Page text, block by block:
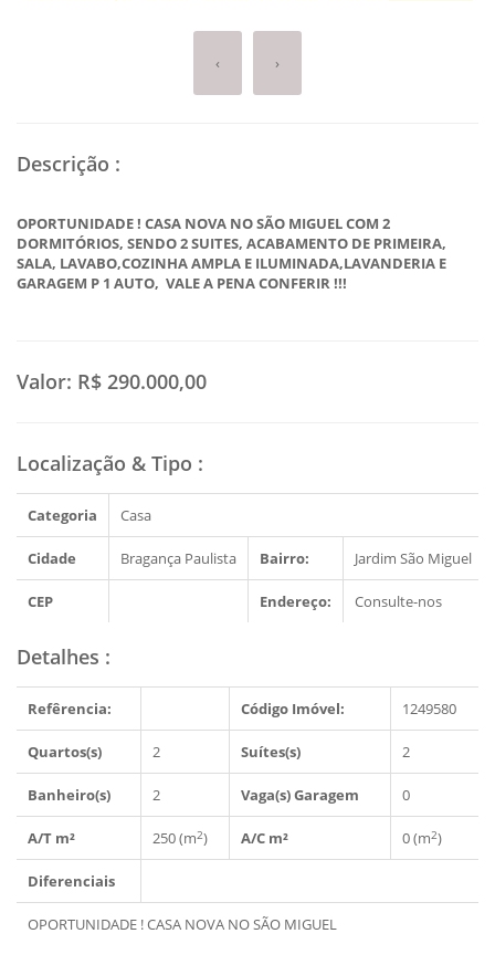
‹ ›
Descrição :
OPORTUNIDADE ! CASA NOVA NO SÃO MIGUEL COM 2
DORMITÓRIOS, SENDO 2 SUITES, ACABAMENTO DE PRIMEIRA,
SALA, LAVABO,COZINHA AMPLA E ILUMINADA,LAVANDERIA E
GARAGEM P 1 AUTO, VALE A PENA CONFERIR !!!
Valor: R$ 290.000,00
Localização & Tipo :
Categoria Casa
Cidade Bragança Paulista Bairro: Jardim São Miguel
CEP Endereço: Consulte-nos
Detalhes :
Refêrencia: Código Imóvel: 1249580
Quartos(s) 2 Suítes(s) 2
Banheiro(s) 2 Vaga(s) Garagem 0
A/T m² 250 (m2) A/C m² 0 (m2)
Diferenciais
OPORTUNIDADE ! CASA NOVA NO SÃO MIGUEL